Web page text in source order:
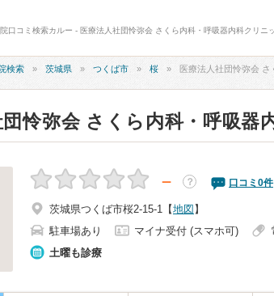
口コミ検索カルー - 医療法人社団怜弥会 さくら内科・呼吸器内科クリニ
検索 茨城県 つくば市 桜 医療法人社団怜弥会
団怜弥会 さくら内科・呼吸器
－ ？ 口コミ 0件
茨城県つくば市桜2-15-1 【地図 】
駐車場あり
マイナ受付 (スマホ可)
土曜も診療